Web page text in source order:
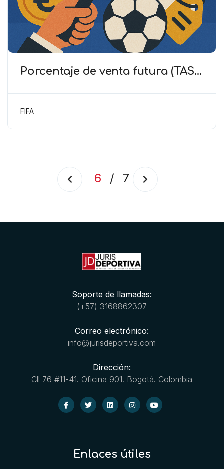
Porcentaje de venta futura (TAS)
estructura una cesión con
opción de compra
FIFA
6 / 7
Soporte de llamadas:
(+57) 3168862307
Correo electrónico:
info@jurisdeportiva.com
Dirección:
Cll 76 #11-41. Oficina 901. Bogotá. Colombia
Enlaces útiles